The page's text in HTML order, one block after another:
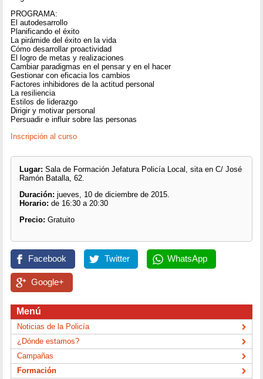
PROGRAMA:
El autodesarrollo
Planificando el éxito
La pirámide del éxito en la vida
Cómo desarrollar proactividad
El logro de metas y realizaciones
Cambiar paradigmas en el pensar y en el hacer
Gestionar con eficacia los cambios
Factores inhibidores de la actitud personal
La resiliencia
Estilos de liderazgo
Dirigir y motivar personal
Persuadir e influir sobre las personas
Inscripción al curso
Lugar: Sala de Formación Jefatura Policía Local, sita en C/ José
Ramón Batalla, 62.
Duración: jueves, 10 de diciembre de 2015.
Horario: de 16:30 a 20:30
Precio: Gratuito
Facebook Twitter WhatsApp
Google+
Menú
Noticias de la Policía
¿Dónde estamos?
Campañas
Formación